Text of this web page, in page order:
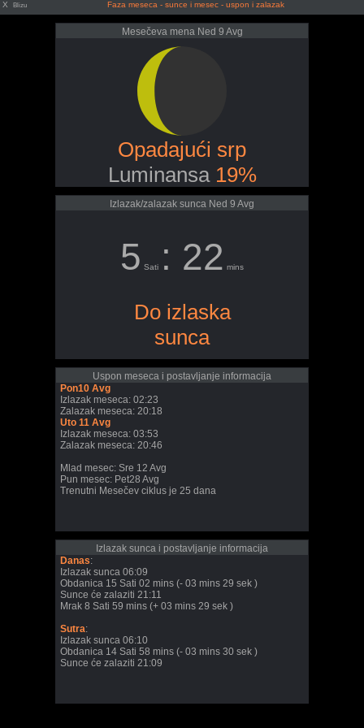
X Blizu Faza meseca - sunce i mesec - uspon i zalazak
Mesečeva mena Ned 9 Avg
Opadajući srp
Luminansa 19%
Izlazak/zalazak sunca Ned 9 Avg
5 Sati : 22 mins
Do izlaska
sunca
Uspon meseca i postavljanje informacija
Pon10 Avg
Izlazak meseca: 02:23
Zalazak meseca: 20:18
Uto 11 Avg
Izlazak meseca: 03:53
Zalazak meseca: 20:46
Mlad mesec: Sre 12 Avg
Pun mesec: Pet28 Avg
Trenutni Mesečev ciklus je 25 dana
Izlazak sunca i postavljanje informacija
Danas:
Izlazak sunca 06:09
Obdanica 15 Sati 02 mins (- 03 mins 29 sek )
Sunce će zalaziti 21:11
Mrak 8 Sati 59 mins (+ 03 mins 29 sek )
Sutra:
Izlazak sunca 06:10
Obdanica 14 Sati 58 mins (- 03 mins 30 sek )
Sunce će zalaziti 21:09